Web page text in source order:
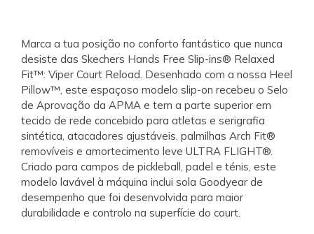
Marca a tua posição no conforto fantástico que nunca
desiste das Skechers Hands Free Slip-ins® Relaxed
Fit™: Viper Court Reload. Desenhado com a nossa Heel
Pillow™, este espaçoso modelo slip-on recebeu o Selo
de Aprovação da APMA e tem a parte superior em
tecido de rede concebido para atletas e serigrafia
sintética, atacadores ajustáveis, palmilhas Arch Fit®
removíveis e amortecimento leve ULTRA FLIGHT®.
Criado para campos de pickleball, padel e ténis, este
modelo lavável à máquina inclui sola Goodyear de
desempenho que foi desenvolvida para maior
durabilidade e controlo na superfície do court.